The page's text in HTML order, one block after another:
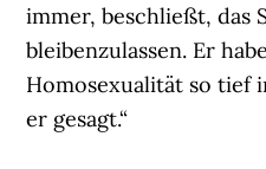
immer, beschließt, das
bleibenzulassen. Er
Homosexualität so tief
er gesagt.“